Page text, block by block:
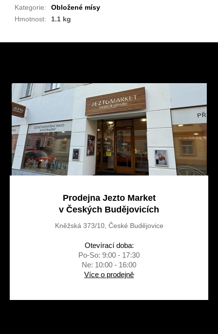
Kategorie:
Obložené mísy
Hmotnost: 1.1 kg
Prodejna Jezto Market
v Českých Budějovicích
Kněžská 373/10, České Budějovice
Otevírací doba:
Po-So: 9:00 - 17:30
Ne: 10:00 - 16:00
Více o prodejně